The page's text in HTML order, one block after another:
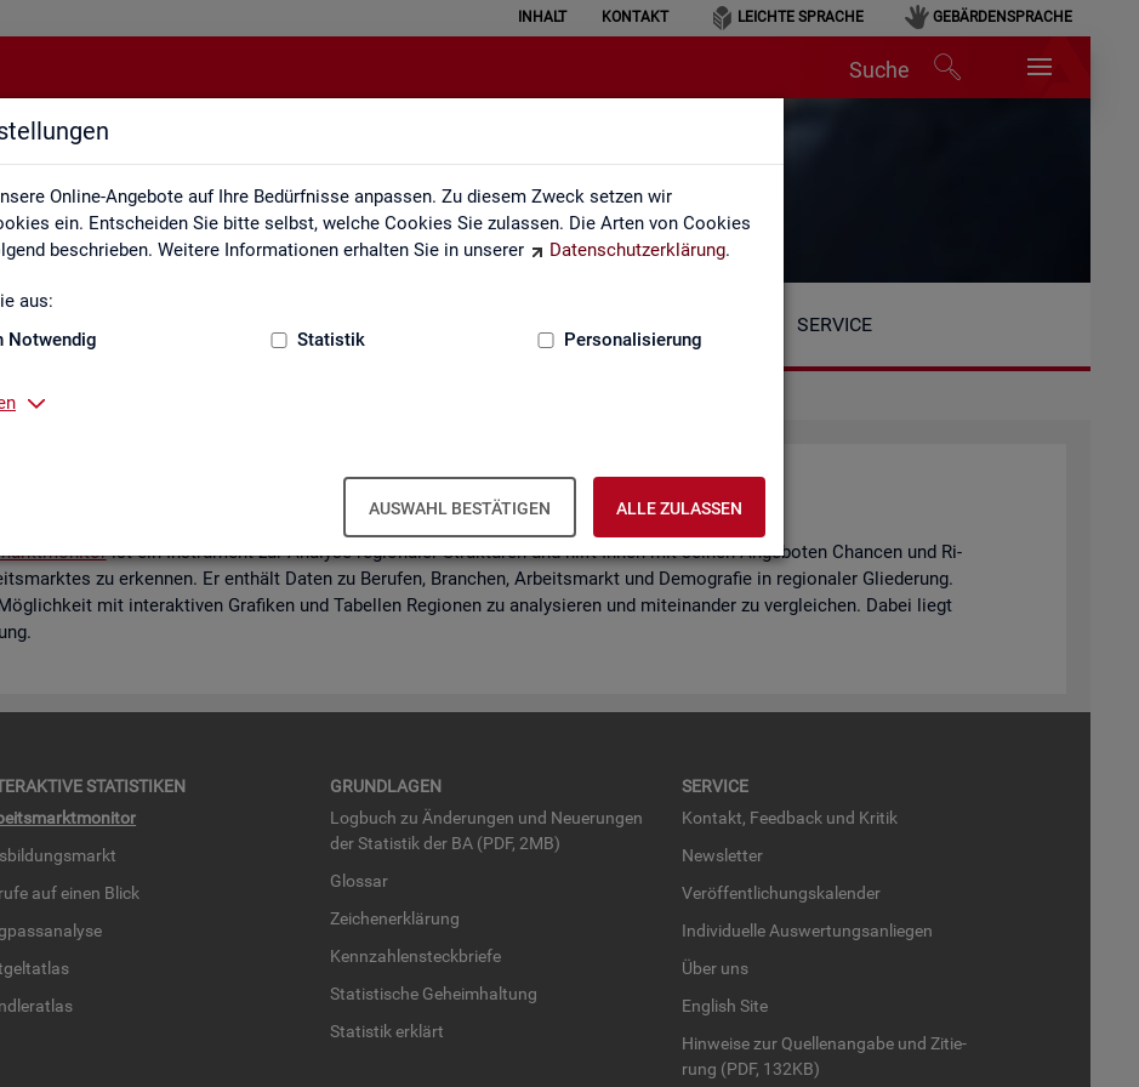
Online-Angebote auf Ihre Bedürfnisse anpassen. Zu diesem Zweck setzen wir
ein. Entscheiden Sie bitte selbst, welche Cookies Sie zulassen. Die Arten von Cookies
beschrieben. Weitere Informationen erhalten Sie in unserer
Datenschutzerklärung.
aus:
Notwendig
Statistik Personalisierung
AUSWAHL BESTÄTIGEN ALLE ZULASSEN
INHALT KONTAKT LEICHTE SPRACHE GEBÄRDENSPRACHE
Suche
Arbeitsmarktmonitor
SERVICE
Ar­beits­markt­mo­ni­tor
ist ein In­stru­ment zur Ana­ly­se re­gio­na­ler Struk­tu­ren und hilft Ihnen mit sei­nen An­ge­bo­ten Chan­cen und Ri­
zu er­ken­nen. Er ent­hält Daten zu Be­ru­fen, Bran­chen, Ar­beits­markt und De­mo­gra­fie in re­gio­na­ler Glie­de­rung.
mit in­ter­ak­ti­ven Gra­fi­ken und Ta­bel­len Re­gio­nen zu ana­ly­sie­ren und mit­ein­an­der zu ver­glei­chen. Dabei liegt
STA­TIS­TI­KEN
auf einen Blick
GRUND­LA­GEN
Log­buch zu Än­de­run­gen und Neue­run­gen
der Sta­tis­tik der BA (PDF, 2MB)
Glos­sar
Zei­chen­er­klä­rung
Kenn­zah­len­steck­brie­fe
Sta­tis­ti­sche Ge­heim­hal­tung
Sta­tis­tik er­klärt
SER­VICE
Kon­takt, Feed­back und Kri­tik
News­let­ter
Ver­öf­fent­li­chungs­ka­len­der
In­di­vi­du­el­le Aus­wer­tungs­an­lie­gen
Über uns
English Site
Hin­wei­se zur Quel­len­an­ga­be und Zi­tie­
rung (PDF, 132KB)